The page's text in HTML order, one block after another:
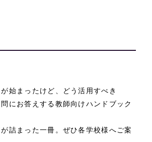
が始まったけど、どう活用すべき
にお答えする教師向けハンドブック
詰まった一冊。ぜひ各学校様へご案